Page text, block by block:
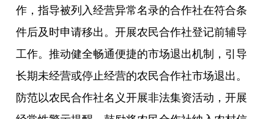
作，指导被列入经营异常名录的合作社在符合条
件后及时申请移出。开展农民合作社登记前辅导
工作。推动健全畅通便捷的市场退出机制，引导
长期未经营或停止经营的农民合作社市场退出。
防范以农民合作社名义开展非法集资活动，开展